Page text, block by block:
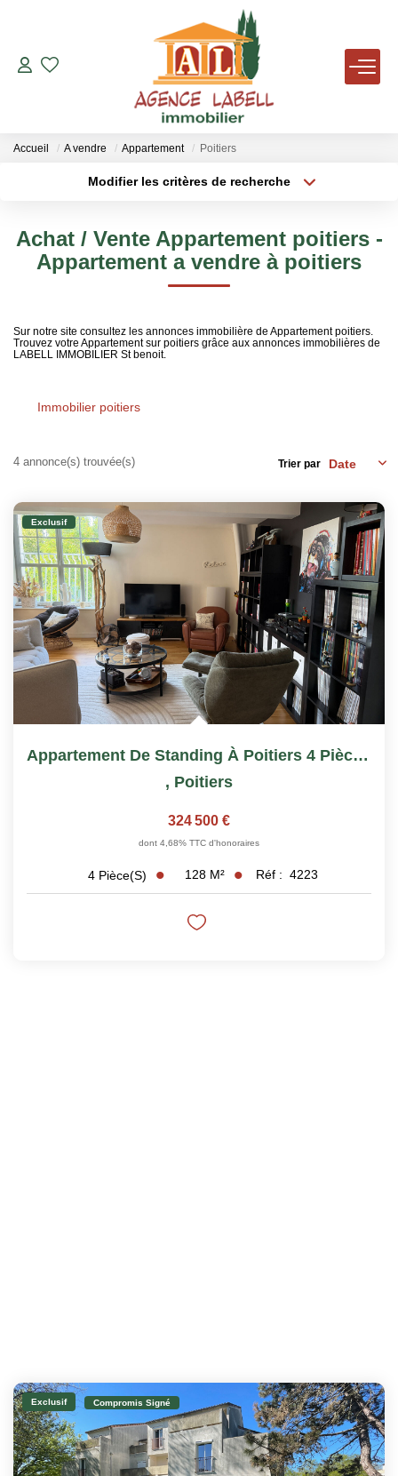
VENTES
LOCATIONS
AGENCE
TÉMOIGNAGES
Accueil A vendre Appartement Poitiers
Modifier les critères de recherche
Surface min Budget max
Achat / Vente Appartement poitiers -
Appartement a vendre à poitiers
Sur notre site consultez les annonces immobilière de Appartement poitiers.
Trouvez votre Appartement sur poitiers grâce aux annonces immobilières de
LABELL IMMOBILIER St benoit.
Immobilier poitiers
4 annonce(s) trouvée(s) Trier par
Exclusif
Appartement De Standing À Poitiers 4 Pièce(s)
, Poitiers
324 500 €
dont 4,68% TTC d'honoraires
4 Pièce(s) 128 M² Réf : 4223
Exclusif Compromis Signé